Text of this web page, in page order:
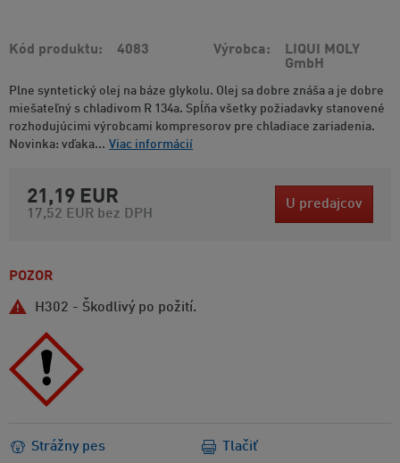
Kód produktu 4083 Výrobca
LIQUI MOLY
GmbH
Plne syntetický olej na báze glykolu. Olej sa dobre znáša a je dobre
miešateľný s chladivom R 134a. Spĺňa všetky požiadavky stanovené
rozhodujúcimi výrobcami kompresorov pre chladiace zariadenia.
Novinka: vďaka... Viac informácií
21,19 EUR
17,52 EUR bez DPH
U predajcov
H302 - Škodlivý po požití.
POZOR
Strážny pes
Tlačiť